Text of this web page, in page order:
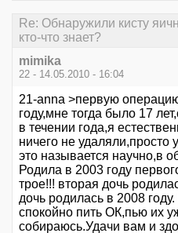
Re: Обнаружили кисту
кто-что знает?
mimika
22 - 14.05.2010 - 16:04
21-anna >первую
году,мне тогда было 17
в течении года,я
ничего не удаляли,просто
это называется научно,в
Родила в 2003 году
трое!!! вторая дочь
дочь родилась в 2008
спокойно пить ОК,пью их
собираюсь.Удачи вам и